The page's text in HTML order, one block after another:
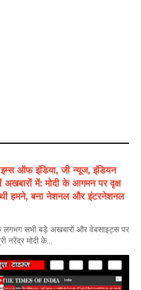
ऑफ इंडिया, जी न्यूज, इंडियन
में: मोदी के आगमन पर वृक्ष
हमने, बना नेशनल और इंटरनेशनल
सभी बड़े अखबारों और वेबसाइट्स पर
नरेंद्र मोदी के...